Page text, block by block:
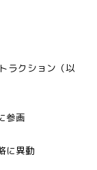
ラクション（以
参画
に異動